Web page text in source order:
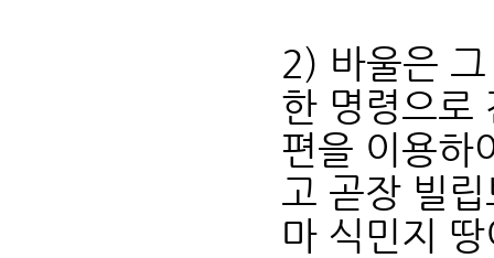
2) 바울은 그
한 명령으로
편을 이용하
고 곧장 빌
마 식민지